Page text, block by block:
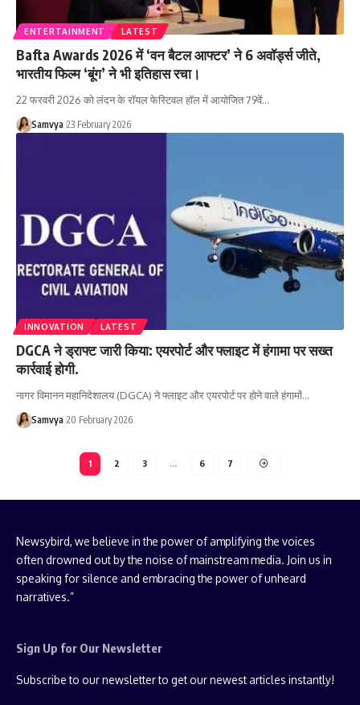
ENTERTAINMENT LATEST
Bafta Awards 2026 में ‘वन बैटल आफ्टर’ ने 6 अवॉर्ड्स जीते,
भारतीय फिल्म ‘बूंग’ ने भी इतिहास रचा।
22 फरवरी 2026 को लंदन के रॉयल फेस्टिवल हॉल में आयोजित 79वें…
Samvya 23 February 2026
INNOVATION LATEST
DGCA ने ड्राफ्ट जारी किया: एयरपोर्ट और फ्लाइट में हंगामा पर सख्त
कार्रवाई होगी.
नागर विमानन महानिदेशालय (DGCA) ने फ्लाइट और एयरपोर्ट पर होने वाले हंगामों…
Samvya 20 February 2026
1 2 3 … 6 7
Newsybird, we believe in the power of amplifying the voices
often drowned out by the noise of mainstream media. Join us in
speaking for silence and embracing the power of unheard
narratives.”
Sign Up for Our Newsletter
Subscribe to our newsletter to get our newest articles instantly!